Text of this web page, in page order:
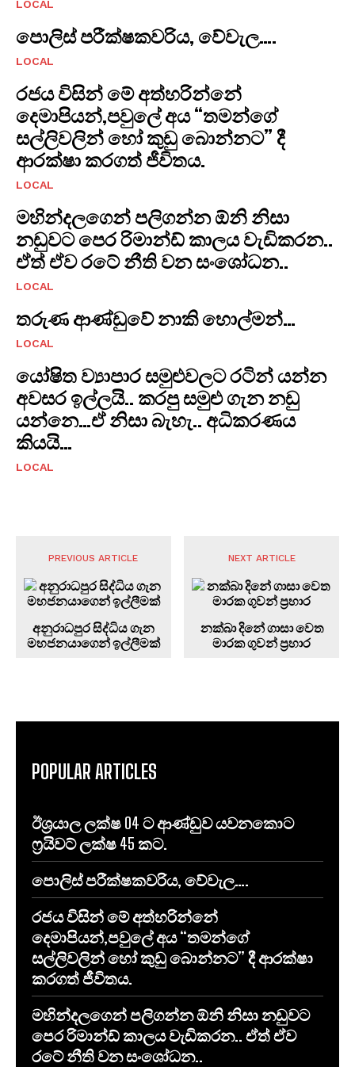
LOCAL
පොලිස් පරීක්ෂකවරිය, වේවැල….
LOCAL
රජය විසින් මේ අත්හරින්නේ
දෙමාපියන්,පවුලේ අය “තමන්ගේ
සල්ලිවලින් හෝ කුඩු බොන්නට” දී
ආරක්ෂා කරගත් ජීවිතය.
LOCAL
මහින්දලගෙන් පලිගන්න ඕනි නිසා
නඩුවට පෙර රිමාන්ඩ් කාලය වැඩිකරන..
ඒත් ඒව රටේ නීති වන සංශෝධන..
LOCAL
තරුණ ආණ්ඩුවේ නාකි හොල්මන්…
LOCAL
යෝෂිත ව්‍යාපාර සමුළුවලට රටින් යන්න
අවසර ඉල්ලයි.. කරපු සමුළු ගැන නඩු
යන්නෙ…ඒ නිසා බැහැ.. අධිකරණය
කියයි…
LOCAL
PREVIOUS ARTICLE
අනුරාධපුර සිද්ධිය ගැන
මහජනයාගෙන් ඉල්ලීමක්
NEXT ARTICLE
නක්බා දිනේ ගාසා වෙත
මාරක ගුවන් ප්‍රහාර
POPULAR ARTICLES
ඊශ්‍රයාල ලක්ෂ 04 ට ආණ්ඩුව යවනකොට
ෆ්‍රයිවට් ලක්ෂ 45 කට.
පොලිස් පරීක්ෂකවරිය, වේවැල….
රජය විසින් මේ අත්හරින්නේ
දෙමාපියන්,පවුලේ අය “තමන්ගේ
සල්ලිවලින් හෝ කුඩු බොන්නට” දී ආරක්ෂා
කරගත් ජීවිතය.
මහින්දලගෙන් පලිගන්න ඕනි නිසා නඩුවට
පෙර රිමාන්ඩ් කාලය වැඩිකරන.. ඒත් ඒව
රටේ නීති වන සංශෝධන..